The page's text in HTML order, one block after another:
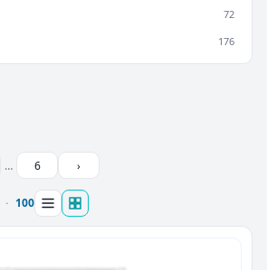
72
176
… 6 ›
100